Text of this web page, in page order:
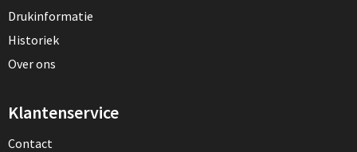
Drukinformatie
Historiek
Over ons
Klantenservice
Contact